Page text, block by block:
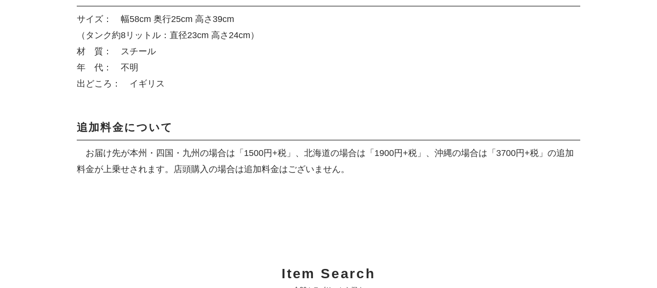
サイズ： 幅58cm 奥行25cm 高さ39cm
（タンク約8リットル：直径23cm 高さ24cm）
材 質： スチール
年 代： 不明
出どころ： イギリス
追加料金について
お届け先が本州・四国・九州の場合は「1500円+税」、北海道の場合は「1900円+税」、沖縄の場合は「3700円+税」の追加
料金が上乗せされます。店頭購入の場合は追加料金はございません。
Item Search